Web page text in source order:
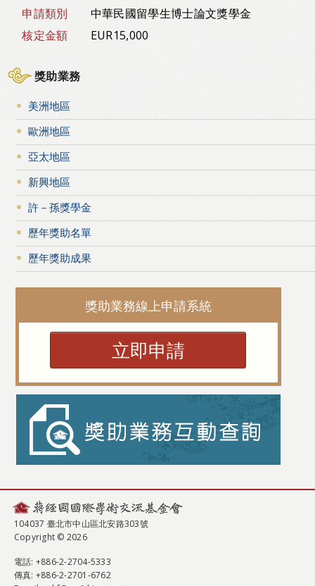
申請類別
中華民國留學生博士論文獎學金
核定金額
EUR15,000
獎助業務
美洲地區
歐洲地區
亞太地區
新興地區
許－孫獎學金
歷年獎助名單
歷年獎助成果
獎助業務線上申請系統
立即申請
104037 臺北市中山區北安路303號
Copyright © 2026
電話: +886-2-2704-5333
傳真: +886-2-2701-6762